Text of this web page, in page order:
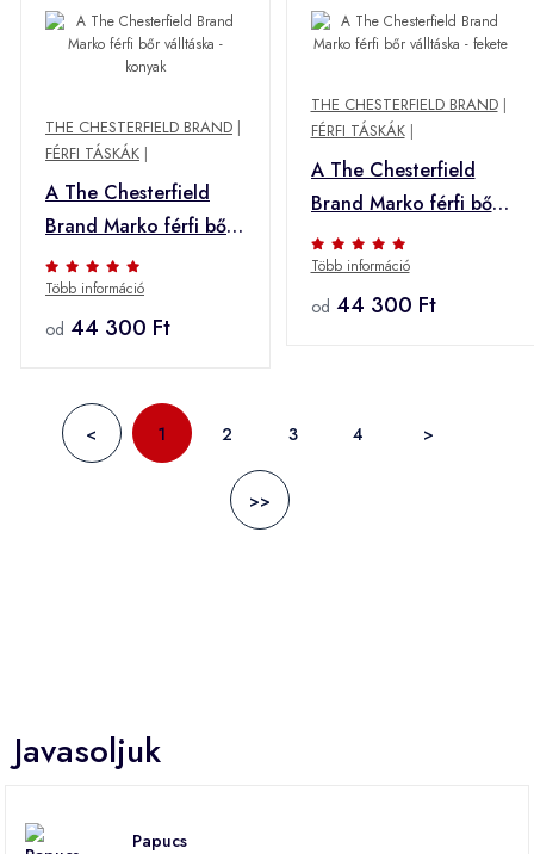
THE CHESTERFIELD BRAND |
FÉRFI TÁSKÁK |
A The Chesterfield
Brand Marko férfi bőr
válltáska - konyak
Több információ
od 44 300 Ft
THE CHESTERFIELD BRAND|
FÉRFI TÁSKÁK|
A The Chesterfield
Brand Marko férfi bőr
válltáska - fekete
Több információ
od 44 300 Ft
< 1 2 3 4 >
>>
Javasoljuk
Papucs